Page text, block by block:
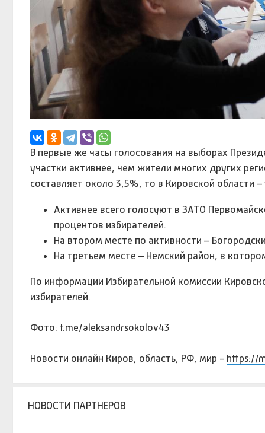
В первые же часы голосования на выборах
участки активнее, чем жители многих других
составляет около 3,5%, то в Кировской области
Активнее всего голосуют в ЗАТО
процентов избирателей.
На втором месте по активности –
На третьем месте – Немский район, в
По информации Избирательной комиссии
избирателей.
Фото: t.me/aleksandrsokolov43
Новости онлайн Киров, область, РФ, мир - https://
НОВОСТИ ПАРТНЕРОВ